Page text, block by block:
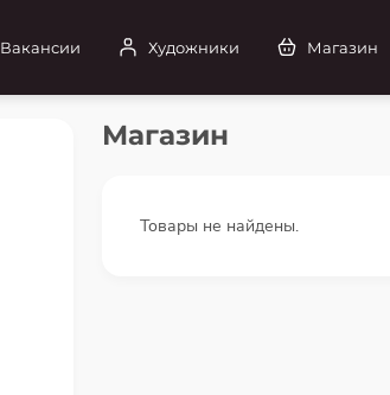
Вакансии Художники Магазин
Магазин
Товары не найдены.